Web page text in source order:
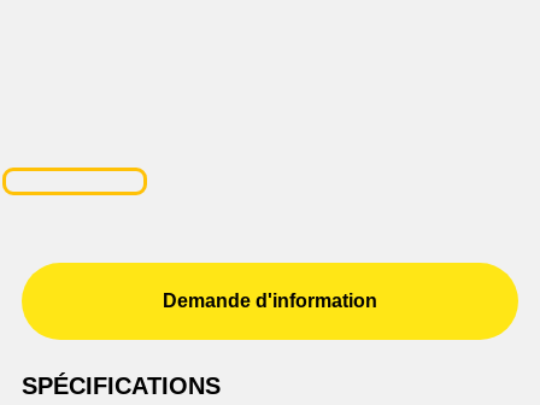
Demande d'information
SPÉCIFICATIONS